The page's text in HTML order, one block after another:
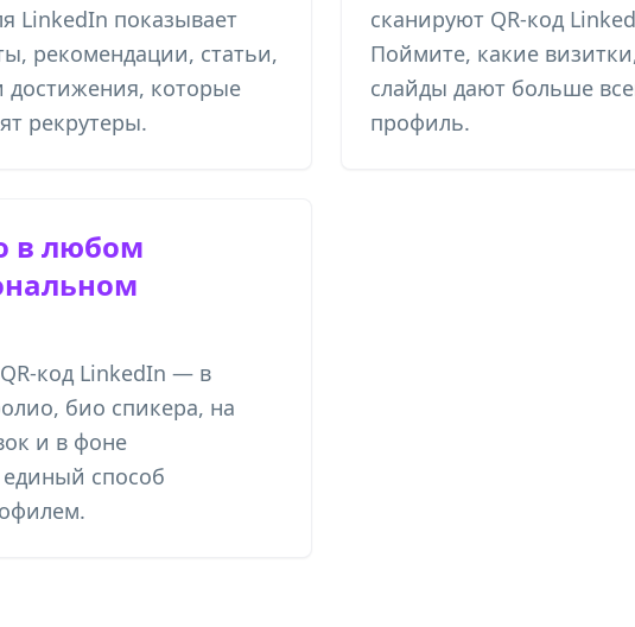
LinkedIn показывает
рекомендации, статьи,
достижения, которые
рекрутеры.
сканируют QR-код
Поймите, какие
слайды дают больше
профиль.
в любом
код LinkedIn — в
био спикера, на
и в фоне
способ